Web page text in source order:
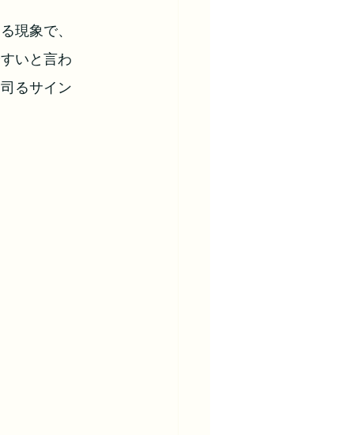
現象で、
いと言わ
るサイン